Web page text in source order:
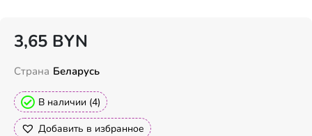
3,65 BYN
Страна Беларусь
В наличии (4)
Добавить в избранное